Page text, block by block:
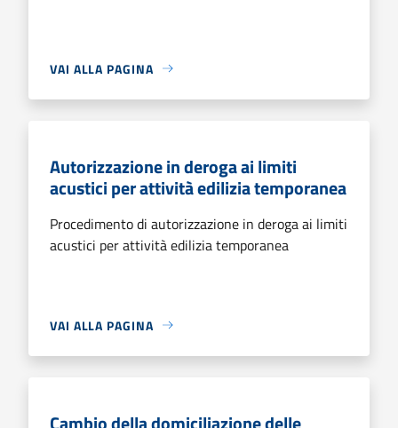
VAI ALLA PAGINA
Autorizzazione in deroga ai limiti
acustici per attività edilizia temporanea
Procedimento di autorizzazione in deroga ai limiti
acustici per attività edilizia temporanea
VAI ALLA PAGINA